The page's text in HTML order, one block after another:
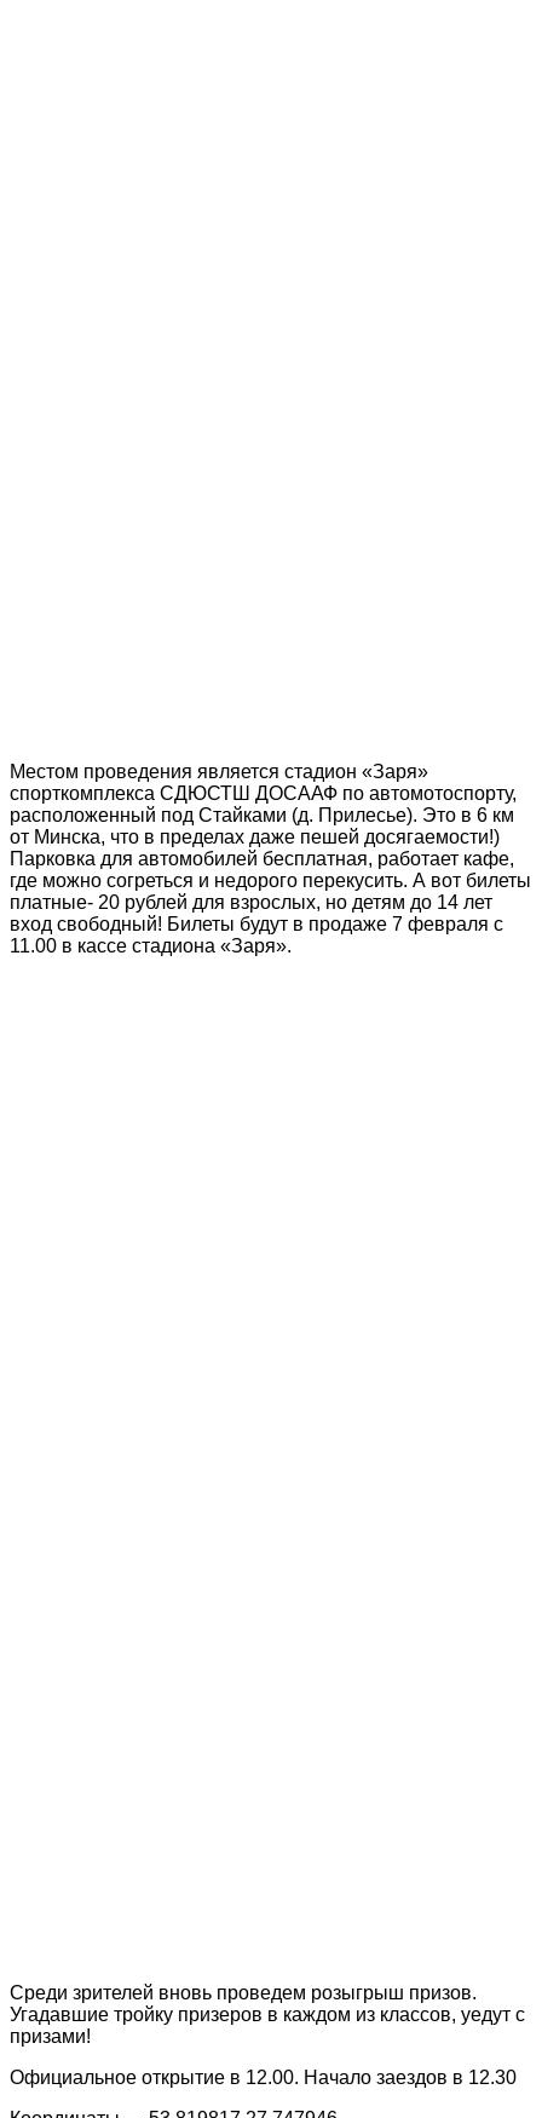
Местом проведения является стадион «Заря»
спорткомплекса СДЮСТШ ДОСААФ по автомотоспорту,
расположенный под Стайками (д. Прилесье). Это в 6 км
от Минска, что в пределах даже пешей досягаемости!)
Парковка для автомобилей бесплатная, работает кафе,
где можно согреться и недорого перекусить. А вот билеты
платные- 20 рублей для взрослых, но детям до 14 лет
вход свободный! Билеты будут в продаже 7 февраля с
11.00 в кассе стадиона «Заря».
Среди зрителей вновь проведем розыгрыш призов.
Угадавшие тройку призеров в каждом из классов, уедут с
призами!
Официальное открытие в 12.00. Начало заездов в 12.30